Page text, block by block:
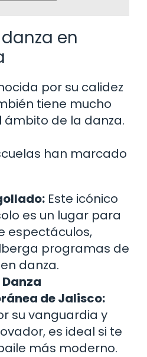
en
por su calidez
tiene mucho
ámbito de la danza.
han marcado
Este icónico
es un lugar para
espectáculos,
programas de
danza.
de Jalisco:
su vanguardia y
es ideal si te
más moderno.